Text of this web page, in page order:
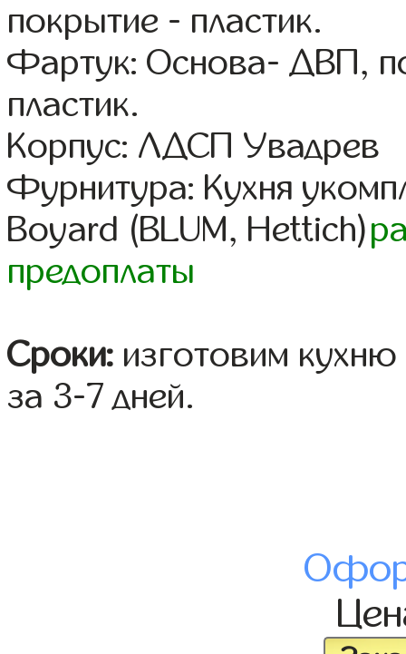
покрытие - пластик.
Фартук: Основа- ДВП,
пластик.
Корпус: ЛДСП Увадрев
Фурнитура: Кухня
Boyard (BLUM, Hettich)
предоплаты
Сроки: изготовим
за 3-7 дней.